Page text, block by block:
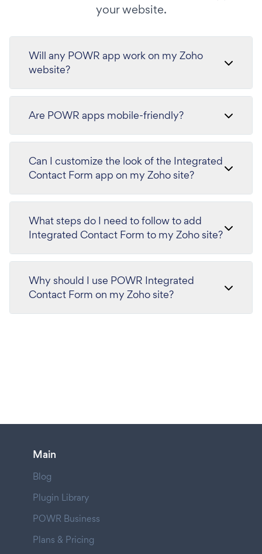
your website.
Will any POWR app work on my Zoho
website?
Are POWR apps mobile-friendly?
Can I customize the look of the Integrated
Contact Form app on my Zoho site?
What steps do I need to follow to add
Integrated Contact Form to my Zoho site?
Why should I use POWR Integrated
Contact Form on my Zoho site?
Main
Blog
Plugin Library
POWR Business
Plans & Pricing